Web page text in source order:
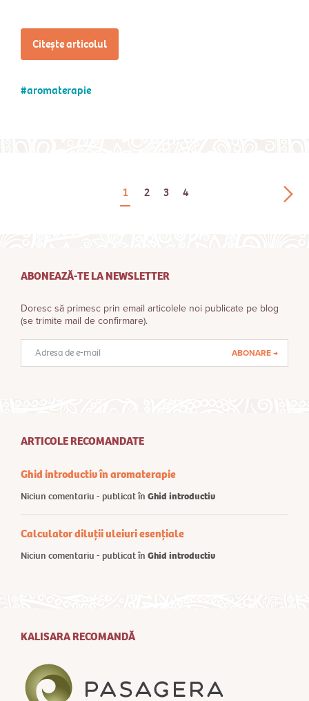
Citește articolul
aromaterapie
1 2 3 4
ABONEAZĂ-TE LA NEWSLETTER
Doresc să primesc prin email articolele noi publicate pe blog
(se trimite mail de confirmare).
email
ARTICOLE RECOMANDATE
Ghid introductiv în aromaterapie
Niciun comentariu - publicat în Ghid introductiv
Calculator diluții uleiuri esențiale
Niciun comentariu - publicat în Ghid introductiv
KALISARA RECOMANDĂ